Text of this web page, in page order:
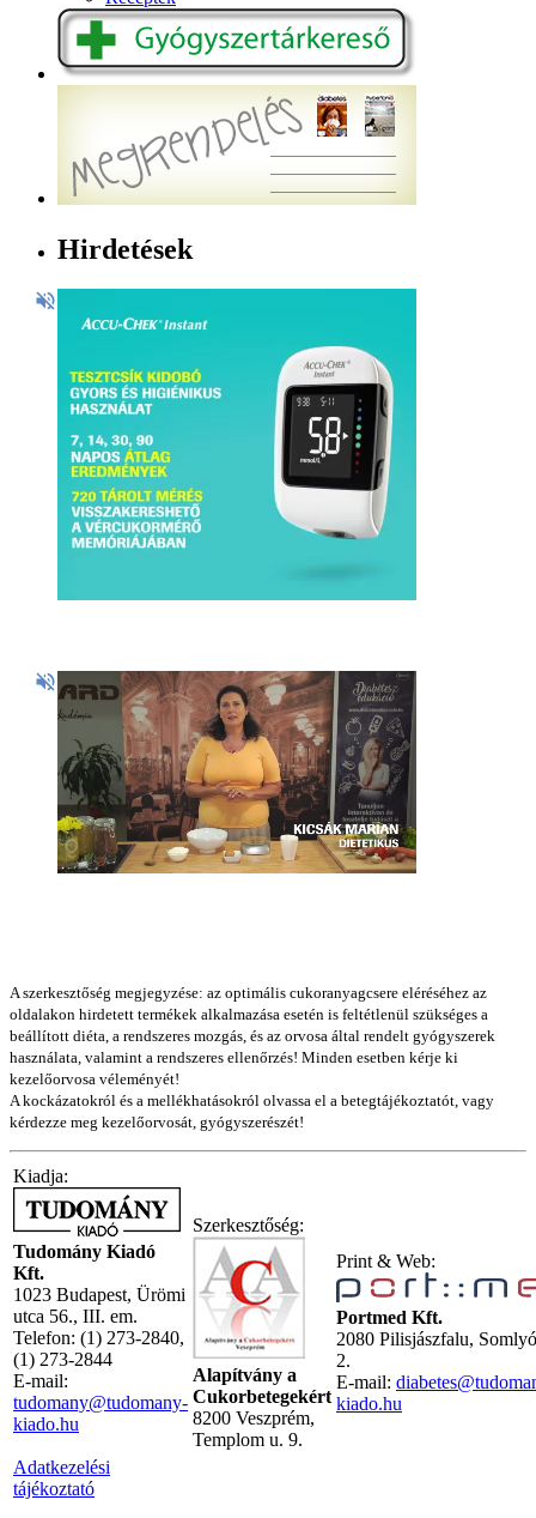
Hirdetések
A szerkesztőség megjegyzése: az optimális cukoranyagcsere eléréséhez az
oldalakon hirdetett termékek alkalmazása esetén is feltétlenül szükséges a
beállított diéta, a rendszeres mozgás, és az orvosa által rendelt gyógyszerek
használata, valamint a rendszeres ellenőrzés! Minden esetben kérje ki
kezelőorvosa véleményét!
A kockázatokról és a mellékhatásokról olvassa el a betegtájékoztatót, vagy
kérdezze meg kezelőorvosát, gyógyszerészét!
Kiadja:
Tudomány Kiadó
Kft.
1023 Budapest, Ürömi
utca 56., III. em.
Telefon: (1) 273-2840,
(1) 273-2844
E-mail:
tudomany@tudomany-
kiado.hu
Adatkezelési
tájékoztató
Szerkesztőség:
Alapítvány a
Cukorbetegekért
8200 Veszprém,
Templom u. 9.
Print & Web:
Portmed Kft.
2080 Pilisjászfalu,
2.
E-mail:
kiado.hu